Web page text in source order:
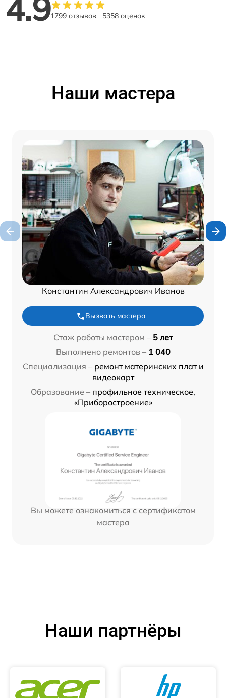
4.91799 отзывов 5358 оценок
Наши мастера
Константин Александрович Иванов
Вызвать мастера
Стаж работы мастером – 5 лет
Выполнено ремонтов – 1 040
Специализация – ремонт материнских плат и
видеокарт
Образование – профильное техническое,
«Приборостроение»
Вы можете ознакомиться с сертификатом
мастера
Наши партнёры